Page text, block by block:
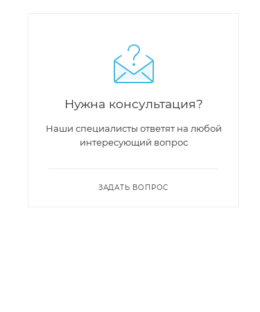
Нужна консультация?
Наши специалисты ответят на любой
интересующий вопрос
ЗАДАТЬ ВОПРОС